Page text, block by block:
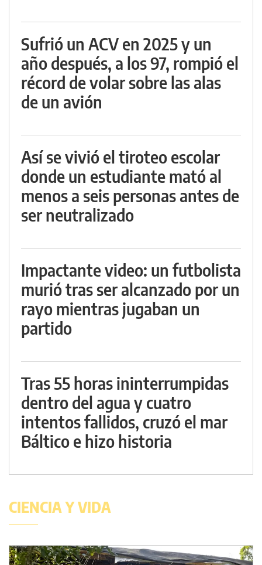
Sufrió un ACV en 2025 y un
año después, a los 97, rompió el
récord de volar sobre las alas
de un avión
Así se vivió el tiroteo escolar
donde un estudiante mató al
menos a seis personas antes de
ser neutralizado
Impactante video: un futbolista
murió tras ser alcanzado por un
rayo mientras jugaban un
partido
Tras 55 horas ininterrumpidas
dentro del agua y cuatro
intentos fallidos, cruzó el mar
Báltico e hizo historia
CIENCIA Y VIDA